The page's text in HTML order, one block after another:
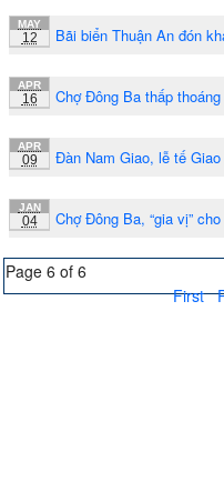
MAY
12 Bãi biển Thuận An đón
APR
16 Chợ Đông Ba thấp
APR
09 Đàn Nam Giao, lễ tế
JAN
04 Chợ Đông Ba, “gia vị”
Page 6 of 6
First